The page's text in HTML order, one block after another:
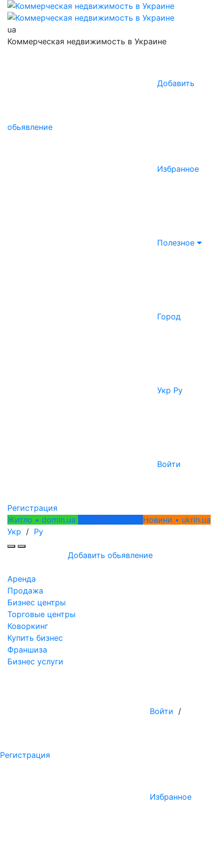
ua
Коммерческая недвижимость в Украине
Добавить
обьявление
Избранное
Полезное
Город
Укр Ру
Войти
Регистрация
Житло • domin.ua Авто • autoin.ua Новини • ukrin.ua
Укр / Ру
Добавить обьявление
Аренда
Продажа
Бизнес центры
Торговые центры
Коворкинг
Купить бизнес
Франшиза
Бизнес услуги
Войти /
Регистрация
Избранное